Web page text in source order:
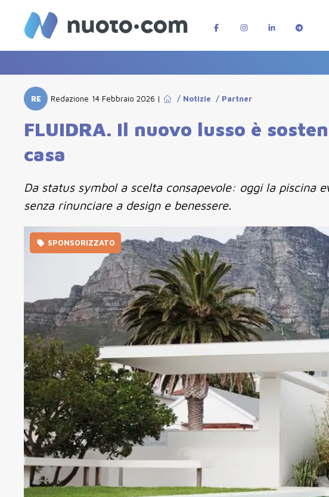
RE Redazione 14 Febbraio 2026 | / Notizie / Partner
FLUIDRA. Il nuovo lusso è
casa
Da status symbol a scelta consapevole: oggi la piscina
senza rinunciare a design e benessere.
SPONSORIZZATO